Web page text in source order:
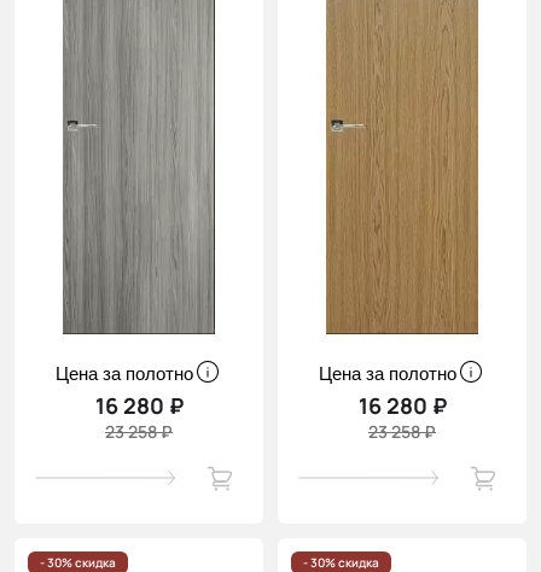
Цена за полотно
16 280 ₽
23 258 ₽
Цена за полотно
16 280 ₽
23 258 ₽
- 30% скидка - 30% скидка